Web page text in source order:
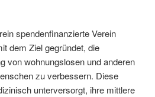
spendenfinanzierte Verein
dem Ziel gegründet, die
von wohnungslosen und anderen
zu verbessern. Diese
unterversorgt, ihre mittlere